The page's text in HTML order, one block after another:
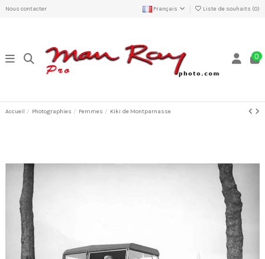
Nous contacter Français Liste de souhaits (0)
0
Accueil Photographies Femmes Kiki de Montparnasse